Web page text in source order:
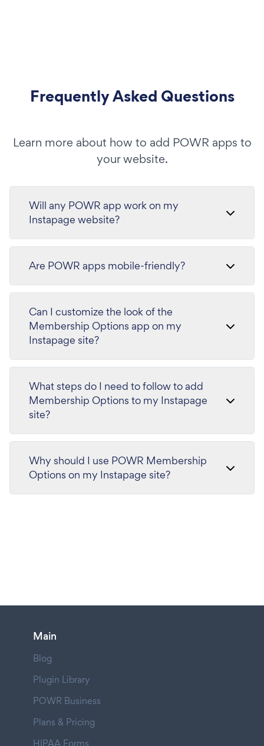
Frequently Asked Questions
Learn more about how to add POWR apps to
your website.
Will any POWR app work on my
Instapage website?
Are POWR apps mobile-friendly?
Can I customize the look of the
Membership Options app on my
Instapage site?
What steps do I need to follow to add
Membership Options to my Instapage
site?
Why should I use POWR Membership
Options on my Instapage site?
Main
Blog
Plugin Library
POWR Business
Plans & Pricing
HIPAA Forms